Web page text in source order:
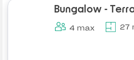
Bungalow -
4 max 27